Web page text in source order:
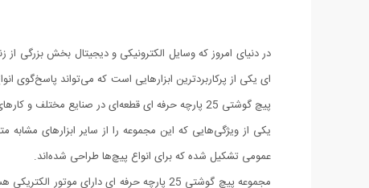
ای یکی از پرکاربردترین ابزارهایی است که می‌تواند پاسخ‌گوی
پیچ گوشتی 25 پارچه حرفه ای قطعه‌ای در صنایع مختلف و کارهای تعمیراتی است و به دلیل کارایی و سرعت بالا در تعویض یا نصب پیچ‌ها، در زمینه‌های مختلف مورد استفاده قرار می‌گیرد.
یکی از ویژگی‌هایی که این مجموعه را از سایر ابزارهای
عمومی تشکیل شده که برای انواع پیچ‌ها طراحی شده‌اند.
مجموعه پیچ گوشتی 25 پارچه حرفه ای